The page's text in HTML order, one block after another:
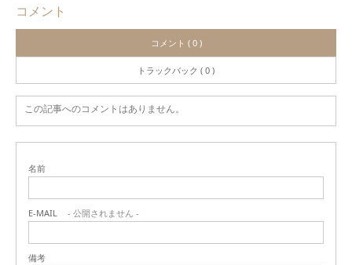
コメント
コメント ( 0 )
トラックバック ( 0 )
この記事へのコメントはありません。
名前
E-MAIL - 公開されません -
備考